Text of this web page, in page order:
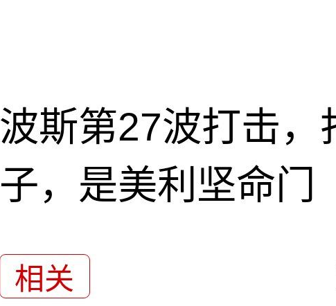
波斯第27波打击，
子，是美利坚命门
相关